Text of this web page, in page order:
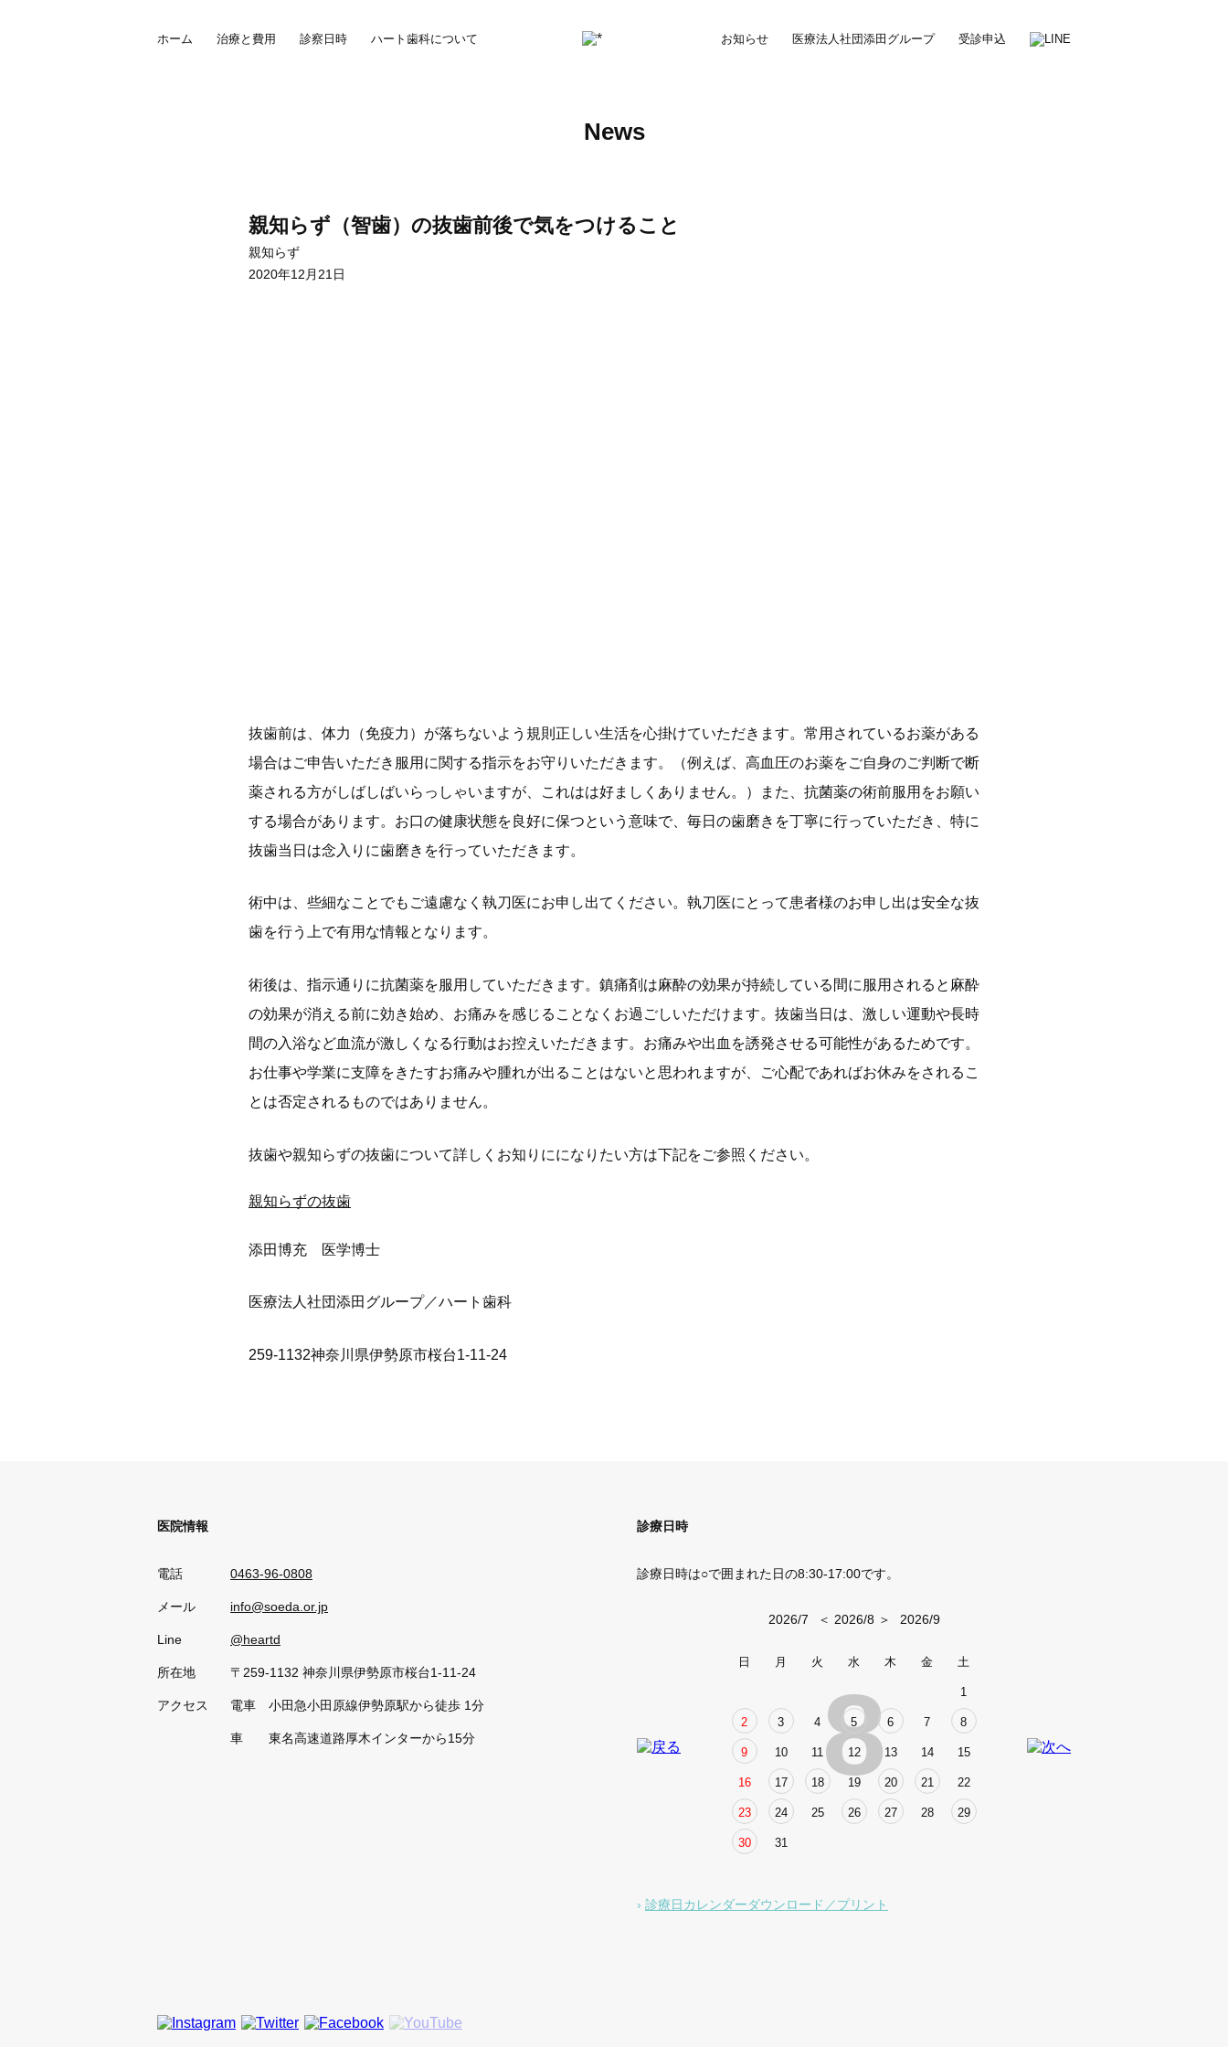
ホーム 治療と費用 診察日時 ハート歯科について お知らせ 医療法人社団添田グループ 受診申込
News
親知らず（智歯）の抜歯前後で気をつけること
親知らず
2020年12月21日
抜歯前は、体力（免疫力）が落ちないよう規則正しい生活を心掛けていただきます。常用されているお薬がある
場合はご申告いただき服用に関する指示をお守りいただきます。（例えば、高血圧のお薬をご自身のご判断で断
薬される方がしばしばいらっしゃいますが、これはは好ましくありません。）また、抗菌薬の術前服用をお願い
する場合があります。お口の健康状態を良好に保つという意味で、毎日の歯磨きを丁寧に行っていただき、特に
抜歯当日は念入りに歯磨きを行っていただきます。
術中は、些細なことでもご遠慮なく執刀医にお申し出てください。執刀医にとって患者様のお申し出は安全な抜
歯を行う上で有用な情報となります。
術後は、指示通りに抗菌薬を服用していただきます。鎮痛剤は麻酔の効果が持続している間に服用されると麻酔
の効果が消える前に効き始め、お痛みを感じることなくお過ごしいただけます。抜歯当日は、激しい運動や長時
間の入浴など血流が激しくなる行動はお控えいただきます。お痛みや出血を誘発させる可能性があるためです。
お仕事や学業に支障をきたすお痛みや腫れが出ることはないと思われますが、ご心配であればお休みをされるこ
とは否定されるものではありません。
抜歯や親知らずの抜歯について詳しくお知りにになりたい方は下記をご参照ください。
親知らずの抜歯
添田博充 医学博士
医療法人社団添田グループ／ハート歯科
259-1132神奈川県伊勢原市桜台1-11-24
医院情報
電話 0463-96-0808
メール info@soeda.or.jp
Line @heartd
所在地 〒259-1132 神奈川県伊勢原市桜台1-11-24
アクセス 電車 小田急小田原線伊勢原駅から徒歩 1分
車 東名高速道路厚木インターから15分
診療日時
診療日時は○で囲まれた日の8:30-17:00です。
2026/7 ＜ 2026/8 ＞ 2026/9
日 月 火 水 木 金 土
1
2 3 4 5 6 7 8
9 10 11 12 13 14 15
16 17 18 19 20 21 22
23 24 25 26 27 28 29
30 31
8
診療日カレンダーダウンロード／プリント